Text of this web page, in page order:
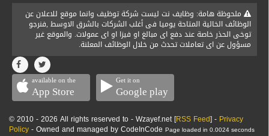
ملحوظة هامة: وظايف نت ليست شركة توظيف وانما موقع للاعلان عن
الوظائف الخالية المتاحة يوميا فى أغلب الشركات بالشرق الاوسط ,فنرجو
توخى الحذر خاصة عند دفع اى مبالغ او فيزا او اى عمولات. والموقع غير
مسؤول عن اى تعاملات تحدث من خلال الوظائف المعلنة.
available on the
App Store
Get it on
Google play
© 2010 - 2026 All rights reserved to - Wzayef.net [RSS Feed] - Privacy
Policy- Owned and managed by CodeInCode Page loaded in 0.0024 seconds